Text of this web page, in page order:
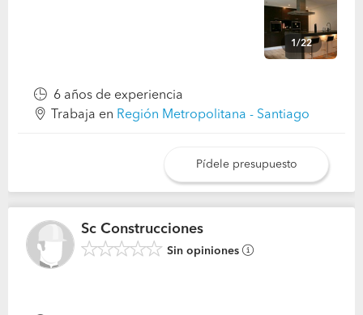
1/22
6 años de experiencia
Trabaja en Región Metropolitana - Santiago
Pídele presupuesto
Sc Construcciones
Sin opiniones